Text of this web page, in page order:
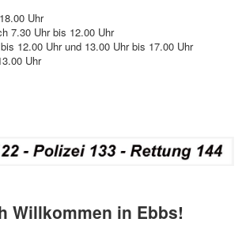
Uhr
7.30 Uhr bis 12.00 Uhr
12.00 Uhr und 13.00 Uhr bis 17.00 Uhr
Uhr
Willkommen in Ebbs!